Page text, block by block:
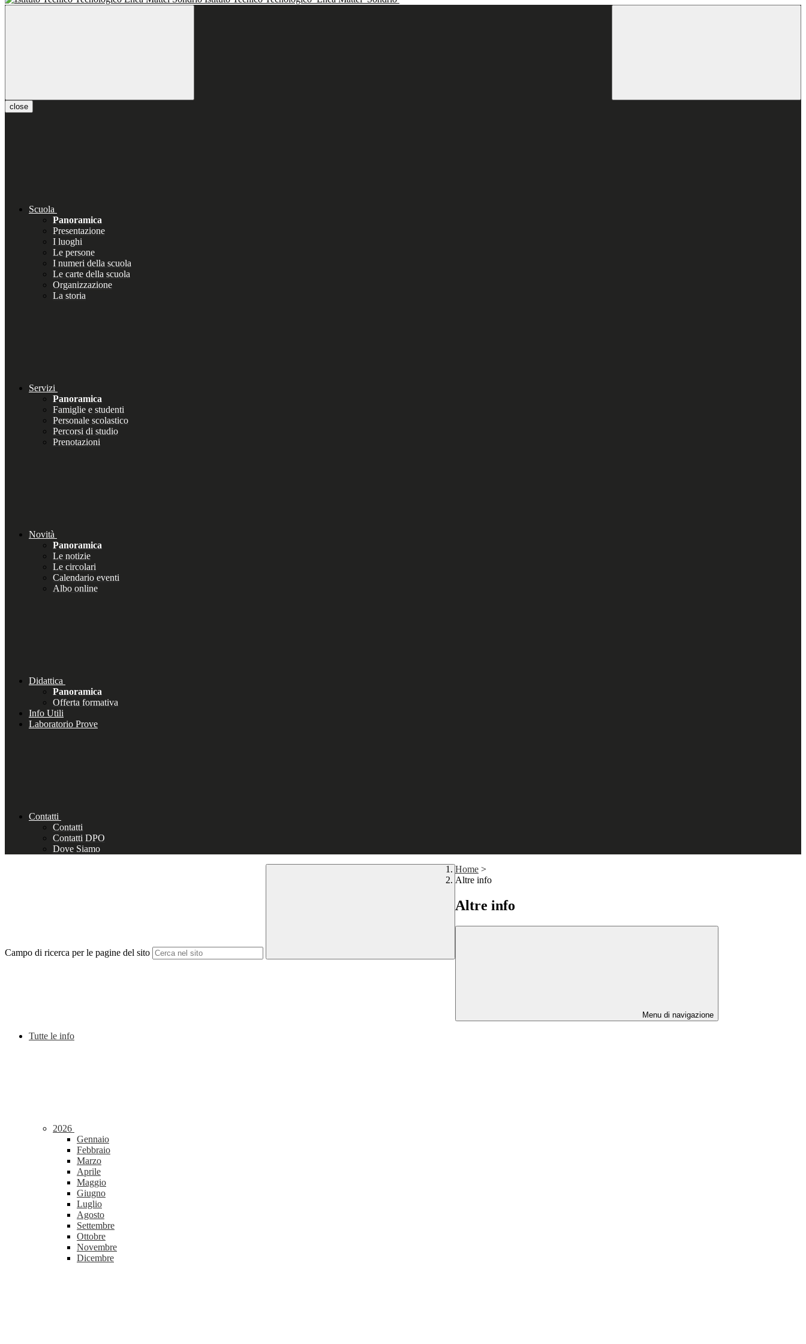
close
Scuola
Panoramica
Presentazione
I luoghi
Le persone
I numeri della scuola
Le carte della scuola
Organizzazione
La storia
Servizi
Panoramica
Famiglie e studenti
Personale scolastico
Percorsi di studio
Prenotazioni
Novità
Panoramica
Le notizie
Le circolari
Calendario eventi
Albo online
Didattica
Panoramica
Offerta formativa
Info Utili
Laboratorio Prove
Contatti
Contatti
Contatti DPO
Dove Siamo
Campo di ricerca per le pagine del sito
Home >
Altre info
Altre info
Menu di navigazione
Tutte le info
2026
Gennaio
Febbraio
Marzo
Aprile
Maggio
Giugno
Luglio
Agosto
Settembre
Ottobre
Novembre
Dicembre